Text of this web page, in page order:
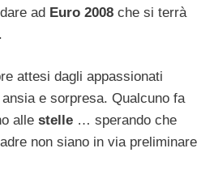
ad Euro 2008 che si terrà
attesi dagli appassionati
e sorpresa. Qualcuno fa
alle stelle … sperando che
non siano in via preliminare